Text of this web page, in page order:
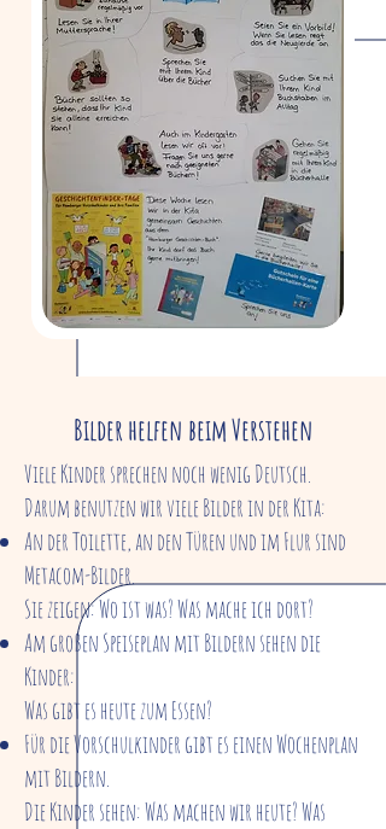
Viele Kinder sprechen noch wenig Deutsch.
Darum benutzen wir viele Bilder in der Kita:
An der Toilette, an den Türen und im Flur sind
Metacom-Bilder.
Sie zeigen: Wo ist was? Was mache ich dort?
Am großen Speiseplan mit Bildern sehen die
Kinder:
Was gibt es heute zum Essen?
Für die Vorschulkinder gibt es einen Wochenplan
mit Bildern.
Die Kinder sehen: Was machen wir heute? Was
Bilder helfen beim Verstehen